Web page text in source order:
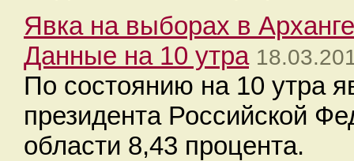
Явка на выборах в
Данные на 10 утра
По состоянию на 10 утра
президента Российской
области 8,43 процента.